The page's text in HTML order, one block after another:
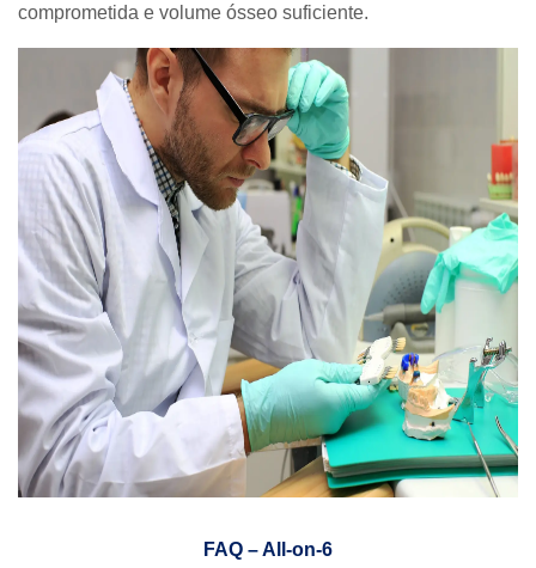
comprometida e volume ósseo suficiente.
FAQ – All-on-6